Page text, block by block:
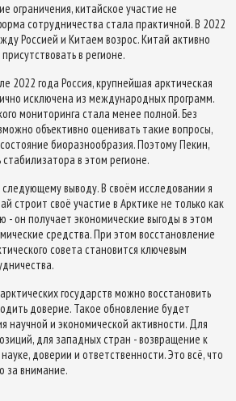
ограничения, китайское участие не
сотрудничества стала практичной. В 2022
Россией и Китаем возрос. Китай активно
в регионе.
2022 года Россия, крупнейшая арктическая
исключена из международных программ.
мониторинга стала менее полной. Без
объективно оценивать такие вопросы,
биоразнообразия. Поэтому Пекин,
в этом регионе.
выводу. В своём исследовании я
строит своё участие в Арктике не только как
- он получает экономические выгоды в этом
средства. При этом восстановление
совета становится ключевым
государств можно восстановить
доверие. Такое обновление будет
научной и экономической активности. Для
для западных стран - возвращение к
доверии и ответственности. Это всё, что
за внимание.